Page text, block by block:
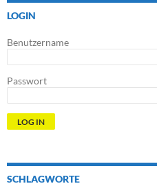
LOGIN
Benutzername
Passwort
SCHLAGWORTE